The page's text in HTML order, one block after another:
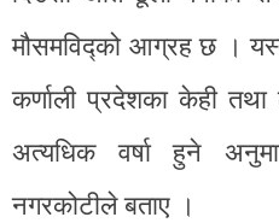
मौसमविद्को आग्रह छ ।
कर्णाली प्रदेशका केही तथा
अत्यधिक वर्षा हुने
नगरकोटीले बताए ।